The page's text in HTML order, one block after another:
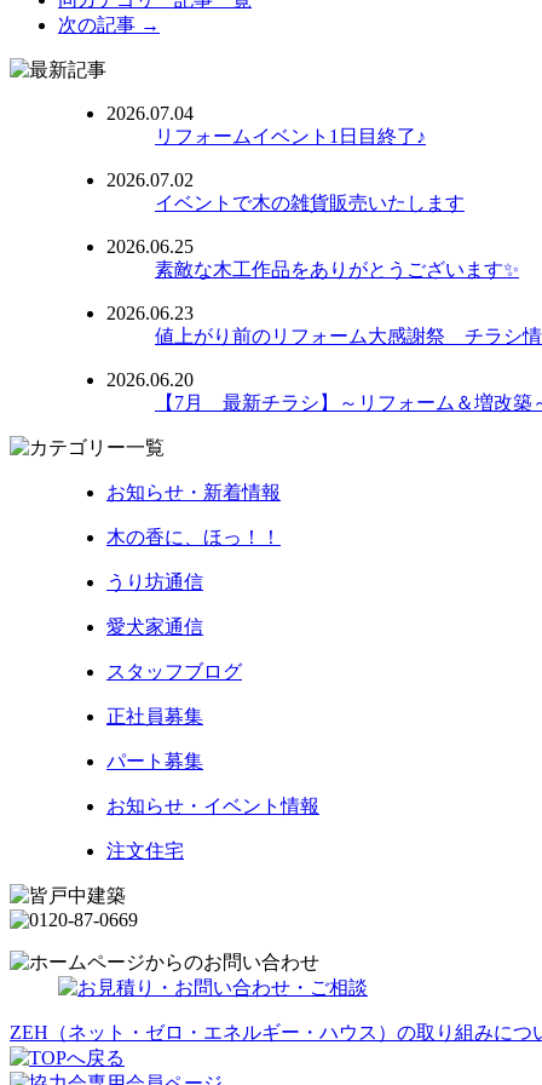
次の記事 →
2026.07.04
リフォームイベント1日目終了♪
2026.07.02
イベントで木の雑貨販売いたします
2026.06.25
素敵な木工作品をありがとうございます✨
2026.06.23
値上がり前のリフォーム大感謝祭 チラシ
2026.06.20
【7月 最新チラシ】～リフォーム＆増改築
お知らせ・新着情報
木の香に、ほっ！！
うり坊通信
愛犬家通信
スタッフブログ
正社員募集
パート募集
お知らせ・イベント情報
注文住宅
ZEH（ネット・ゼロ・エネルギー・ハウス）の取り組みにつ